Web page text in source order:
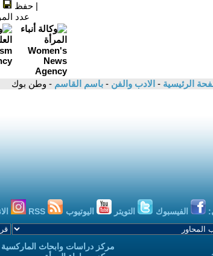
|حفظ
عدد
الرئيسية - الادب والفن - باسم القاسم - وطن بوك
الفيسبوك التويتر اليوتيوب
مركز دراسات وابحاث الماركسية